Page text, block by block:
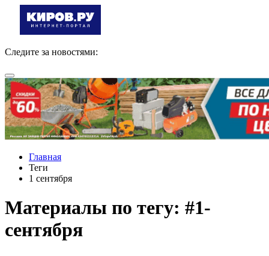
Следите за новостями:
Главная
Теги
1 сентября
Материалы по тегу: #1-
сентября